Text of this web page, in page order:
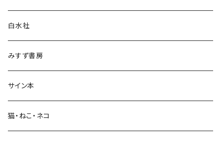
言語・ことば
白水社
みすず書房
サイン本
猫・ねこ・ネコ